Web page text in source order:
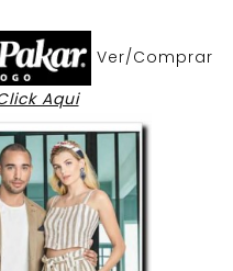
Ver/Comprar
Aqui